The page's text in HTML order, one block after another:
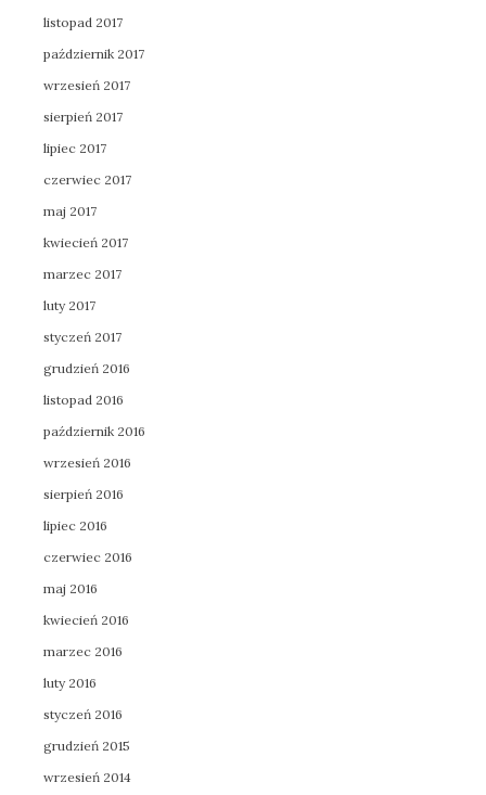
listopad 2017
październik 2017
wrzesień 2017
sierpień 2017
lipiec 2017
czerwiec 2017
maj 2017
kwiecień 2017
marzec 2017
luty 2017
styczeń 2017
grudzień 2016
listopad 2016
październik 2016
wrzesień 2016
sierpień 2016
lipiec 2016
czerwiec 2016
maj 2016
kwiecień 2016
marzec 2016
luty 2016
styczeń 2016
grudzień 2015
wrzesień 2014